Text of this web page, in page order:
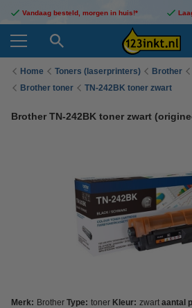
Vandaag besteld, morgen in huis!*
Home Toners (laserprinters) Brother
Brother toner
TN-242BK toner zwart
Brother TN-242BK toner zwart
Merk: Brother Type: toner Kleur: zwart aantal